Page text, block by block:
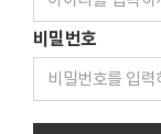
비밀번호